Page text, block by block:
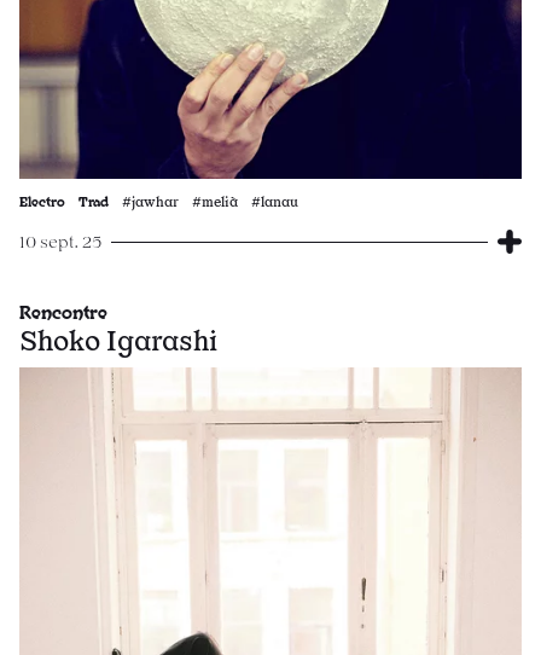
Electro Trad #jawhar #melià #lanau
10 sept. 25
Rencontre
Shoko Igarashi